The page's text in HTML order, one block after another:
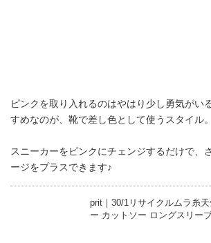
ピンクを取り入れるのはやはり少し勇気がい
すめなのが、靴で差し色として使うスタイル。
スニーカーをピンクにチェンジするだけで、
ージをプラスできます♪
prit｜30/1リサイクルムラ糸
ー カットソー ロングスリー